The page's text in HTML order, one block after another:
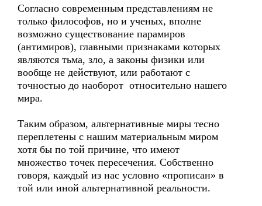
Согласно современным представлениям не
только философов, но и ученых, вполне
возможно существование парамиров
(антимиров), главными признаками которых
являются тьма, зло, а законы физики или
вообще не действуют, или работают с
точностью до наоборот относительно нашего
мира.
Таким образом, альтернативные миры тесно
переплетены с нашим материальным миром
хотя бы по той причине, что имеют
множество точек пересечения. Собственно
говоря, каждый из нас условно «прописан» в
той или иной альтернативной реальности.